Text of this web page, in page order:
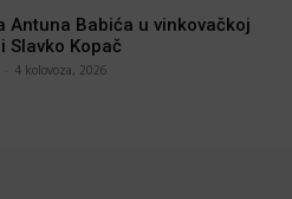
Antuna Babića u vinkovačkoj
Slavko Kopač
4 kolovoza, 2026